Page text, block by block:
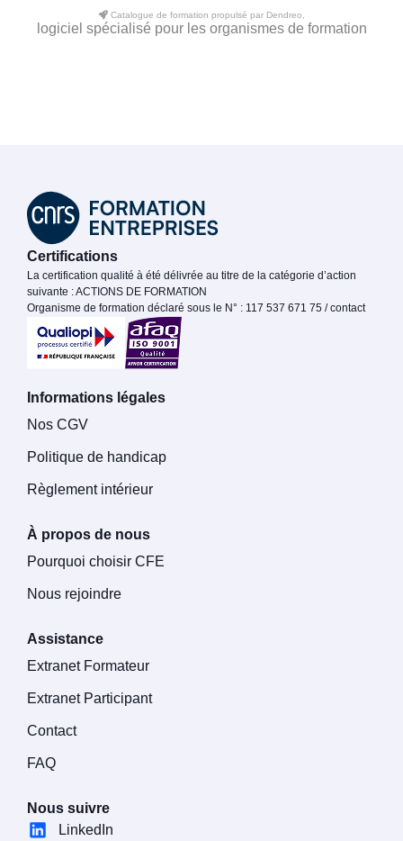
Catalogue de formation propulsé par Dendreo,
logiciel spécialisé pour les organismes de formation
Certifications
La certification qualité à été délivrée au titre de la catégorie d’action
suivante : ACTIONS DE FORMATION
Organisme de formation déclaré sous le N° : 117 537 671 75 / contact
Informations légales
Nos CGV
Politique de handicap
Règlement intérieur
À propos de nous
Pourquoi choisir CFE
Nous rejoindre
Assistance
Extranet Formateur
Extranet Participant
Contact
FAQ
Nous suivre
LinkedIn